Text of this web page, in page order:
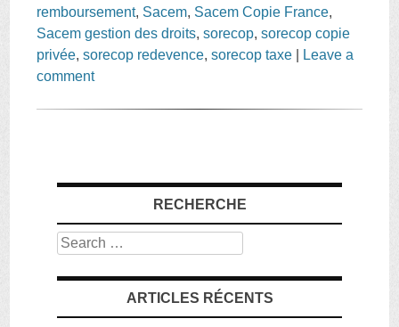
remboursement, Sacem, Sacem Copie France,
Sacem gestion des droits,sorecop,sorecop copie
privée,sorecop redevence,sorecop taxe
Leave a
comment
RECHERCHE
Search
ARTICLES RÉCENTS